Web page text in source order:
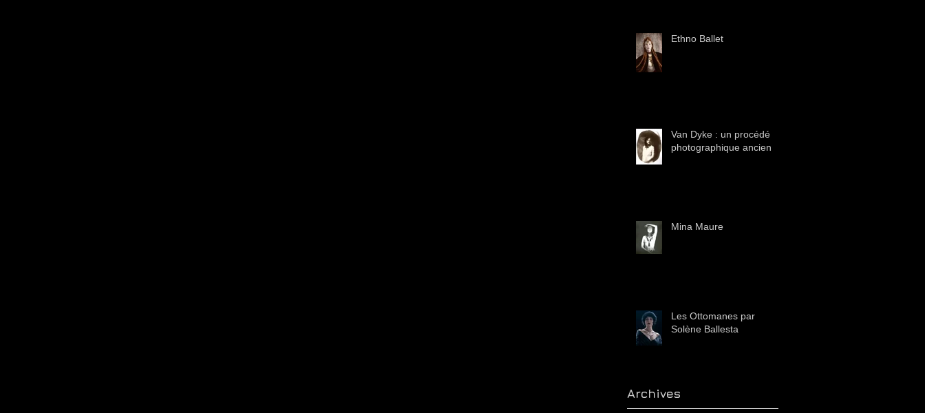
Ethno Ballet
Van Dyke : un procédé
photographique ancien
Mina Maure
Les Ottomanes par
Solène Ballesta
Archives